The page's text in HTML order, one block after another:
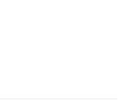
холтеровское
ЭЭГ.